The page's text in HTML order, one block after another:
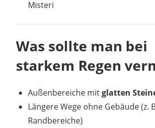
Misteri
Was sollte man bei
starkem Regen
Außenbereiche mitglatten
Längere Wege ohne Gebäude (z.
Randbereiche)